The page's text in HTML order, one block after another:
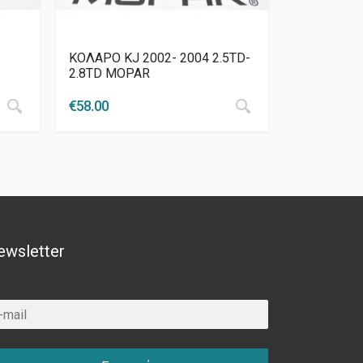
ΚΟΛΑΡΟ KJ 2002- 2004 2.5TD-
2.8TD MOPAR
€58.00